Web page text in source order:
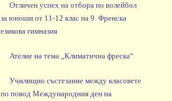
Отличен успех на отбора по волейбол
за юноши от 11-12 клас на 9. Френска
езикова гимназия
Ателие на тема „Климатична фреска“
Училищно състезание между класовете
по повод Международния ден на